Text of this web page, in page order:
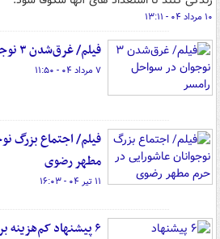
۱۰ مرداد ۰۴ - ۱۳:۱۱
فیلم/ غرق‌شدن ٣ نوجوان در سواحل رامسر
۷ مرداد ۰۴ - ۱۱:۵۰
فیلم/ اجتماع بزرگ
مطهر رضوی
۱۱ تیر ۰۴ - ۱۶:۰۳
۶ پیشنهاد